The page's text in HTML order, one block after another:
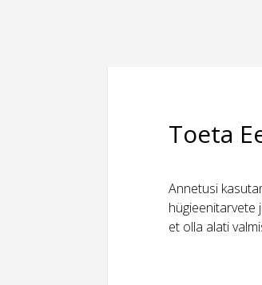
Toeta
Annetusi
hügieenitarvete
et olla alati